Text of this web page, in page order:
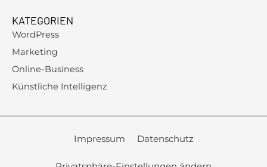
KATEGORIEN
WordPress
Marketing
Online-Business
Künstliche Intelligenz
Impressum Datenschutz